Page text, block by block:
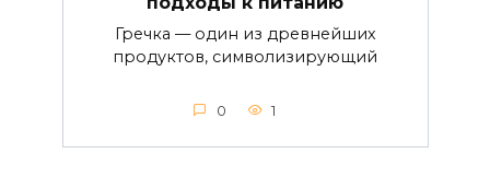
Гречка — один из древнейших
продуктов, символизирующий
0 1